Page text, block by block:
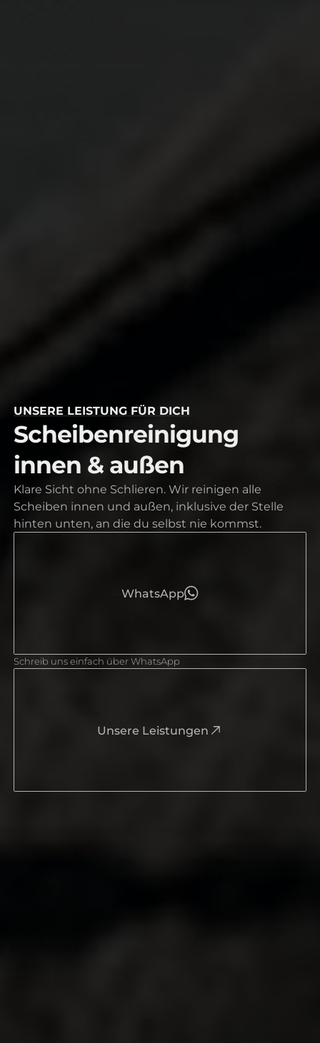
UNSERE LEISTUNG FÜR DICH
Scheibenreinigung
innen & außen
Klare Sicht ohne Schlieren. Wir reinigen alle
Scheiben innen und außen, inklusive der Stelle
hinten unten, an die du selbst nie kommst.
WhatsApp
Schreib uns einfach über WhatsApp
Unsere Leistungen